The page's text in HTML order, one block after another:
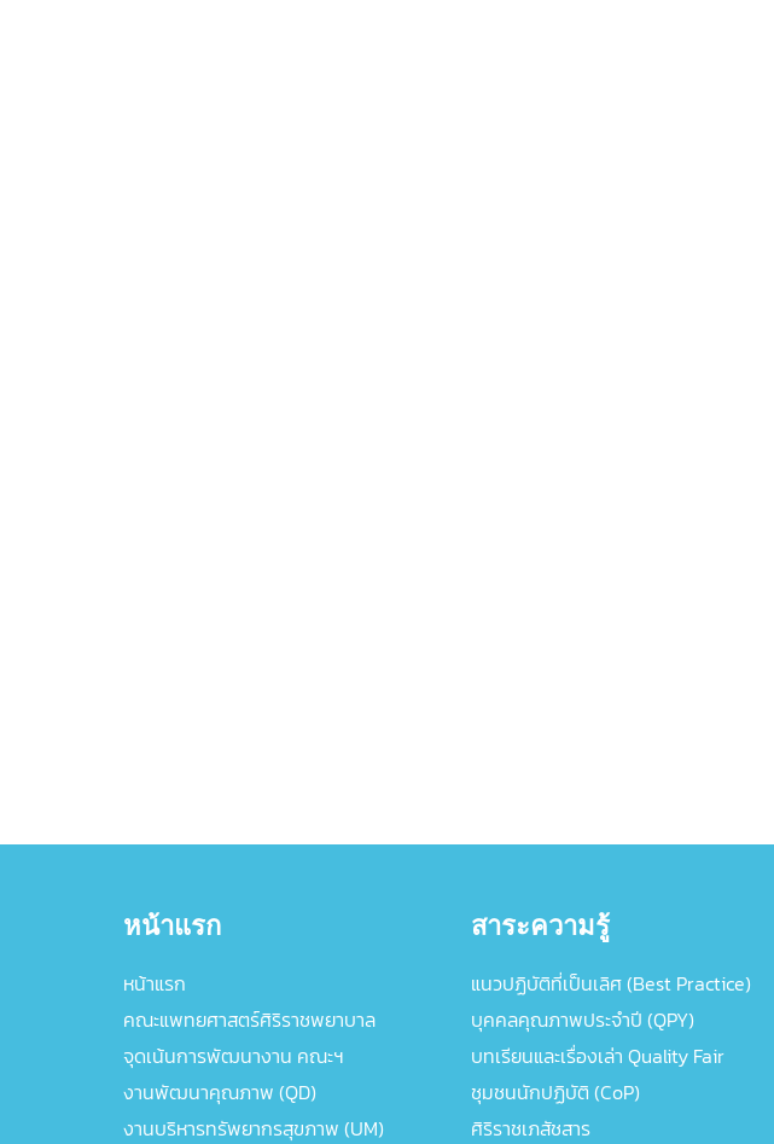
หน้าแรก
หน้าแรก
คณะแพทยศาสตร์ศิริราชพยาบาล
จุดเน้นการพัฒนางาน คณะฯ
งานพัฒนาคุณภาพ (QD)
งานบริหารทรัพยากรสุขภาพ (UM)
สาระความรู้
แนวปฏิบัติที่เป็นเลิศ (Best Practice)
บุคคลคุณภาพประจำปี (QPY)
บทเรียนและเรื่องเล่า Quality Fair
ชุมชนนักปฏิบัติ (CoP)
ศิริราชเภสัชสาร